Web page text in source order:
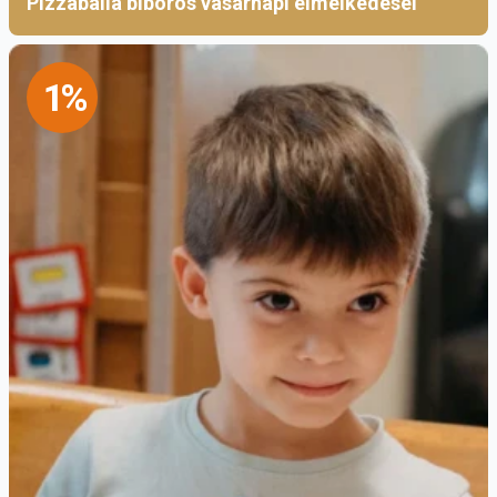
omnipotente bonsignore”.
Az Altissimu jelentése: legfölségesebb,
legmagasságosabb, legmélységesebb. Azt
szólítja meg, aki a „legmagasságosabb”, aki
ezért számunkra az elérhetetlen, a
megismerhetetlen, az örök rejtőző fenség,
megközelíthetetlen, érinthetetlen szentség.
Végtelen, legyőzhetetlen a távolság közte és
köztünk. De a megszólítás első szavának, az
Altissimunak mintha ellentmondana,
ellentettje lenne a bonsignore – jóuram, így
egybeírva. Így találjuk a kódexekben. Nemcsak
az olasz nyelvben, de a magyarban is, és
nemcsak a régiségben, hanem az igényes mai
magyar írásokban is találkozunk ezzel az
1%